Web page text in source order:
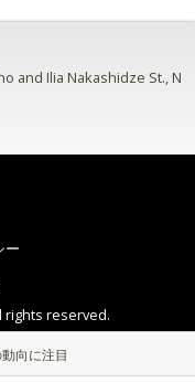
向に注目
and Ilia Nakashidze St., N
ー
rights reserved.